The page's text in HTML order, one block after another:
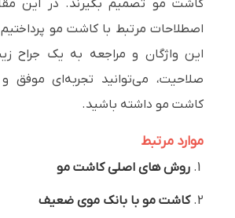
کاشت مو تصمیم بگیرند. در این
اصطلاحات مرتبط با کاشت مو
این واژگان و مراجعه به یک جراح
صلاحیت، می‌توانید تجربه‌ای موفق
کاشت مو داشته باشید.
موارد مرتبط
روش های اصلی کاشت مو
کاشت مو با بانک موی ضعیف